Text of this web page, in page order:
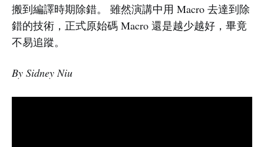
搬到編譯時期除錯。 雖然演講中用 Macro 去達到除
錯的技術，正式原始碼 Macro 還是越少越好，畢竟
不易追蹤。
By Sidney Niu